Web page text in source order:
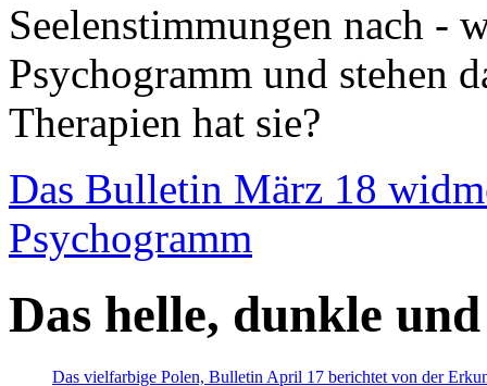
Seelenstimmungen nach -
Psychogramm und stehen
Therapien hat sie?
Das Bulletin März 18
Psychogramm
Das helle, dunkle
Das vielfarbige Polen, Bulletin April 17 berichtet von der